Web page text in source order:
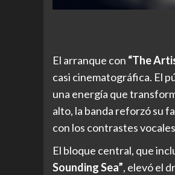
El arranque con “The
casi cinematográfica. El
una energía que
alto, la banda reforzó su
con los contrastes
El bloque central, que
Sounding Sea”, elevó el